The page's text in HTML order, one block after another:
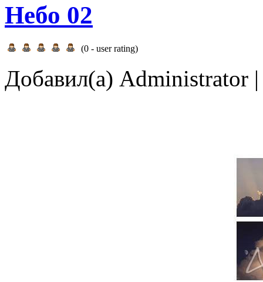
Небо 02
(0 - user rating)
Добавил(а) Administrator